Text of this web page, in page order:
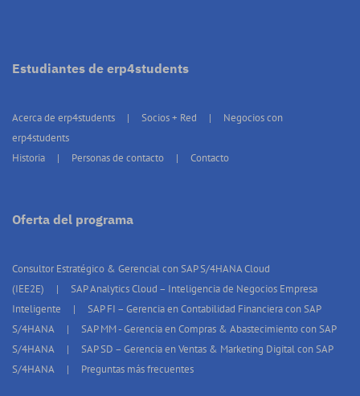
Estudiantes de erp4students
Acerca de erp4students Socios + Red
Negocios con
erp4students
Historia
Personas de contacto Contacto
Oferta del programa
Consultor Estratégico & Gerencial con SAP S/4HANA Cloud
(IEE2E)
SAP Analytics Cloud – Inteligencia de Negocios Empresa
Inteligente
SAP FI – Gerencia en Contabilidad Financiera con SAP
S/4HANA
SAP MM - Gerencia en Compras & Abastecimiento con SAP
S/4HANA
SAP SD – Gerencia en Ventas & Marketing Digital con SAP
S/4HANA
Preguntas más frecuentes